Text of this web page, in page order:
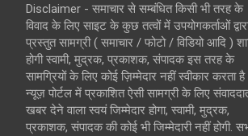
Disclaimer - समाचार से सम्बंधित किसी भी तरह के
विवाद के लिए साइट के कुछ तत्वों में उपयोगकर्ताओं
प्रस्तुत सामग्री ( समाचार / फोटो / विडियो आदि )
होगी स्वामी, मुद्रक, प्रकाशक, संपादक इस तरह के
सामग्रियों के लिए कोई ज़िम्मेदार नहीं स्वीकार करता
न्यूज़ पोर्टल में प्रकाशित ऐसी सामग्री के लिए
खबर देने वाला स्वयं जिम्मेदार होगा, स्वामी, मुद्रक,
प्रकाशक, संपादक की कोई भी जिम्मेदारी नहीं होगी.